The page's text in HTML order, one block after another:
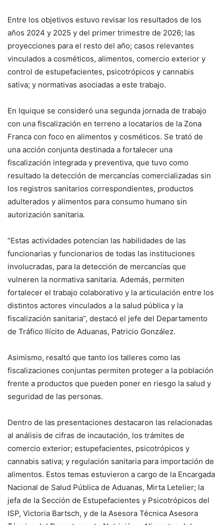
Entre los objetivos estuvo revisar los resultados de los
años 2024 y 2025 y del primer trimestre de 2026; las
proyecciones para el resto del año; casos relevantes
vinculados a cosméticos, alimentos, comercio exterior y
control de estupefacientes, psicotrópicos y cannabis
sativa; y normativas asociadas a este trabajo.
En Iquique se consideró una segunda jornada de trabajo
con una fiscalización en terreno a locatarios de la Zona
Franca con foco en alimentos y cosméticos. Se trató de
una acción conjunta destinada a fortalecer una
fiscalización integrada y preventiva, que tuvo como
resultado la detección de mercancías comercializadas sin
los registros sanitarios correspondientes, productos
adulterados y alimentos para consumo humano sin
autorización sanitaria.
“Estas actividades potencian las habilidades de las
funcionarias y funcionarios de todas las instituciones
involucradas, para la detección de mercancías que
vulneren la normativa sanitaria. Además, permiten
fortalecer el trabajo colaborativo y la articulación entre los
distintos actores vinculados a la salud pública y la
fiscalización sanitaria”, destacó el jefe del Departamento
de Tráfico Ilícito de Aduanas, Patricio González.
Asimismo, resaltó que tanto los talleres como las
fiscalizaciones conjuntas permiten proteger a la población
frente a productos que pueden poner en riesgo la salud y
seguridad de las personas.
Dentro de las presentaciones destacaron las relacionadas
al análisis de cifras de incautación, los trámites de
comercio exterior; estupefacientes, psicotrópicos y
cannabis sativa; y regulación sanitaria para importación de
alimentos. Estos temas estuvieron a cargo de la Encargada
Nacional de Salud Pública de Aduanas, Mirta Letelier; la
jefa de la Sección de Estupefacientes y Psicotrópicos del
ISP, Victoria Bartsch, y de la Asesora Técnica Asesora